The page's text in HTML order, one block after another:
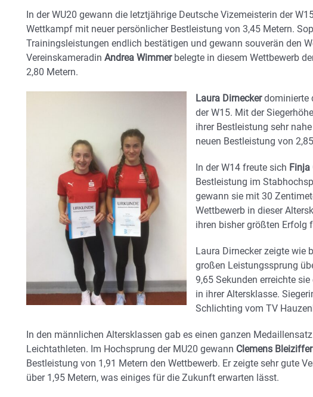
In der WU20 gewann die letztjährige Deutsche Vizemeisterin der
Wettkampf mit neuer persönlicher Bestleistung von 3,45 Metern.
Trainingsleistungen endlich bestätigen und gewann souverän den
Vereinskameradin Andrea Wimmerbelegte in diesem Wettbewerb
2,80 Metern.
Laura Dirneckerdominierte
der W15. Mit der
ihrer Bestleistung sehr
neuen Bestleistung von
In der W14 freute sich Finja
Bestleistung im
gewann sie mit 30
Wettbewerb in dieser
ihren bisher größten Erfolg
Laura Dirnecker zeigte wie
großen Leistungssprung
9,65 Sekunden erreichte
in ihrer Altersklasse.
Schlichting vom TV
In den männlichen Altersklassen gab es einen ganzen
Leichtathleten. Im Hochsprung der MU20 gewann Clemens Bleiziffer
Bestleistung von 1,91 Metern den Wettbewerb. Er zeigte sehr gute
über 1,95 Metern, was einiges für die Zukunft erwarten lässt.